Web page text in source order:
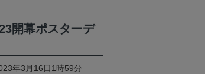
開幕ポスターデ
年3月16日1時59分